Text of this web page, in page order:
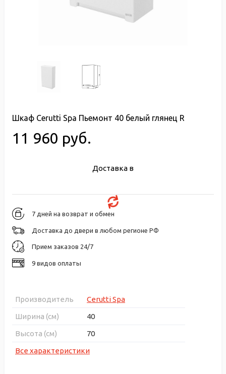
Шкаф Cerutti Spa Пьемонт 40 белый глянец R
11 960 руб.
Доставка в
7 дней на возврат и обмен
Доставка до двери в любом регионе РФ
Прием заказов 24/7
9 видов оплаты
Производитель
Cerutti Spa
Ширина (см)
40
Высота (см)
70
Все характеристики